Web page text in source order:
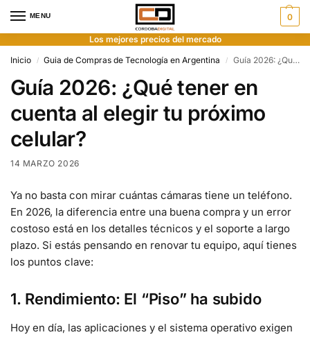
MENU 0
Los mejores precios del mercado
Inicio
/ Guia de Compras de Tecnología en Argentina / Guía 2026: ¿Qué tener en cuenta al elegir tu próximo celular?
Guía 2026: ¿Qué tener en
cuenta al elegir tu próximo
celular?
14 MARZO 2026
Ya no basta con mirar cuántas cámaras tiene un teléfono.
En 2026, la diferencia entre una buena compra y un error
costoso está en los detalles técnicos y el soporte a largo
plazo. Si estás pensando en renovar tu equipo, aquí tienes
los puntos clave:
1. Rendimiento: El “Piso” ha subido
Hoy en día, las aplicaciones y el sistema operativo exigen